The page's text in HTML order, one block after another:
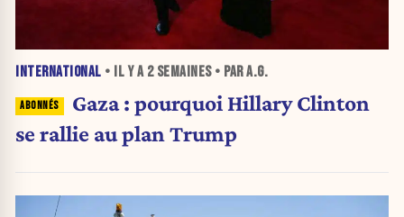
INTERNATIONAL • IL Y A 2 SEMAINES• PAR A.G.
Gaza : pourquoi Hillary Clinton
se rallie au plan Trump